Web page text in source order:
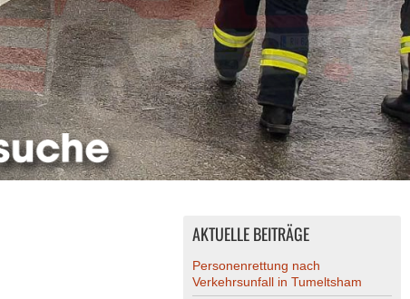
AKTUELLE BEITRÄGE
Personenrettung nach
Verkehrsunfall in Tumeltsham